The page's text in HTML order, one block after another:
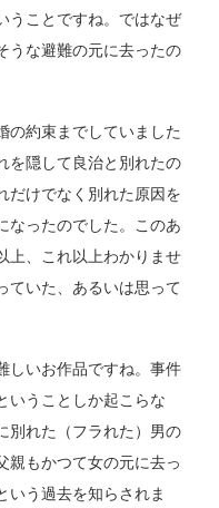
うことですね。ではなぜ
うな避難の元に去ったの
の約束までしていました
を隠して良治と別れたの
だけでなく別れた原因を
なったのでした。このあ
上、これ以上わかりませ
ていた、あるいは思って
しいお作品ですね。事件
いうことしか起こらな
別れた（フラれた）男の
親もかつて女の元に去っ
いう過去を知らされま